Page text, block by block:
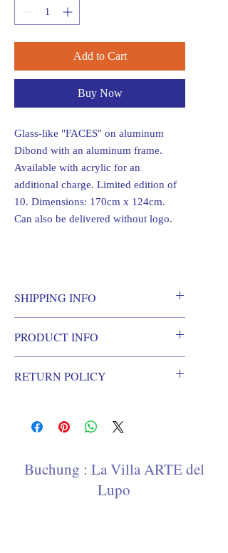
Add to Cart
Buy Now
Glass-like "FACES" on aluminum
Dibond with an aluminum frame.
Available with acrylic for an
additional charge. Limited edition of
10. Dimensions: 170cm x 124cm.
Can also be delivered without logo.
SHIPPING INFO
within a 100km radius of Frankfurt am
Main.
distant countries upon request.
PRODUCT INFO
with an aluminum frame. Available with
124cm. Can also be delivered without
RETURN POLICY
Buchung : La Villa ARTE del
Lupo